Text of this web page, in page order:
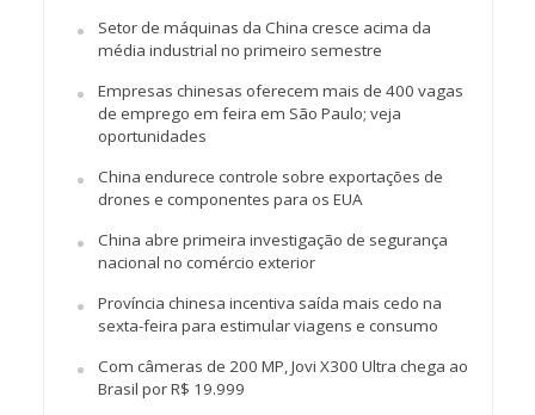
Setor de máquinas da China cresce acima da
média industrial no primeiro semestre
Empresas chinesas oferecem mais de 400 vagas
de emprego em feira em São Paulo; veja
oportunidades
China endurece controle sobre exportações de
drones e componentes para os EUA
China abre primeira investigação de segurança
nacional no comércio exterior
Província chinesa incentiva saída mais cedo na
sexta-feira para estimular viagens e consumo
Com câmeras de 200 MP, Jovi X300 Ultra chega ao
Brasil por R$ 19.999